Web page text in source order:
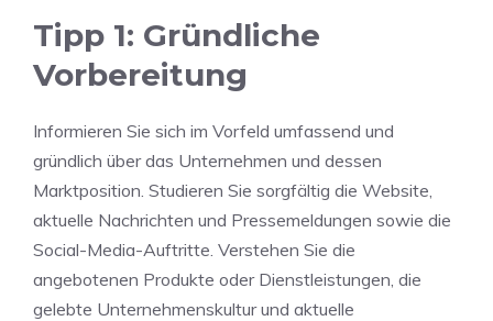
Tipp 1: Gründliche
Vorbereitung
Informieren Sie sich im Vorfeld umfassend und
gründlich über das Unternehmen und dessen
Marktposition. Studieren Sie sorgfältig die Website,
aktuelle Nachrichten und Pressemeldungen sowie die
Social-Media-Auftritte. Verstehen Sie die
angebotenen Produkte oder Dienstleistungen, die
gelebte Unternehmenskultur und aktuelle